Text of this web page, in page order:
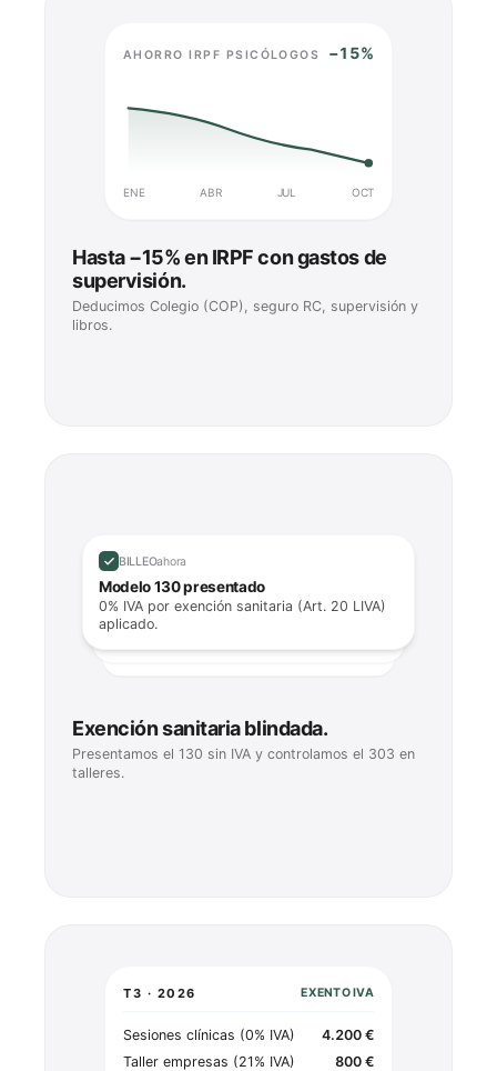
AHORRO IRPF PSICÓLOGOS −15%
ENE ABR JUL OCT
Hasta −15% en IRPF con gastos de
supervisión.
Deducimos Colegio (COP), seguro RC, supervisión y
libros.
BILLEOahora
Modelo 130 presentado
0% IVA por exención sanitaria (Art. 20 LIVA)
aplicado.
Exención sanitaria blindada.
Presentamos el 130 sin IVA y controlamos el 303 en
talleres.
T3 · 2026 EXENTO IVA
Sesiones clínicas (0% IVA)
4.200 €
Taller empresas (21% IVA)
800 €